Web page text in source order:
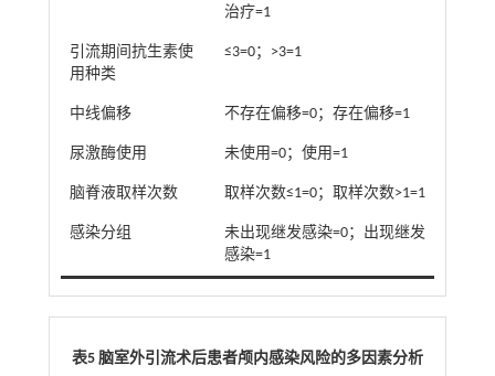
治疗=1
引流期间抗生素使
用种类
≤3=0；>3=1
中线偏移 不存在偏移=0；存在偏移=1
尿激酶使用 未使用=0；使用=1
脑脊液取样次数 取样次数≤1=0；取样次数>1=1
感染分组
未出现继发感染=0；出现继发
感染=1
表5 脑室外引流术后患者颅内感染风险的多因素分析